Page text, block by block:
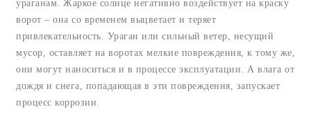
ураганам. Жаркое солнце негативно воздействует на краску
ворот – она со временем выцветает и теряет
привлекательность. Ураган или сильный ветер, несущий
мусор, оставляет на воротах мелкие повреждения, к тому же,
они могут наноситься и в процессе эксплуатации. А влага от
дождя и снега, попадающая в эти повреждения, запускает
процесс коррозии.